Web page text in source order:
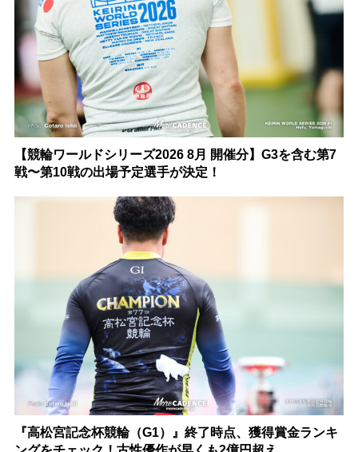
【競輪ワールドシリーズ2026 8月 開催分】G3を含む第7
戦〜第10戦の出場予定選手が決定！
『高松宮記念杯競輪（G1）』終了時点、獲得賞金ランキ